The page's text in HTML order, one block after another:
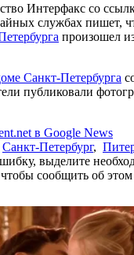
Интерфакс со
службах пишет,
произошел
Санкт-Петербурга
публиковали
в Google News
Санкт-Петербург,
выделите
сообщить об